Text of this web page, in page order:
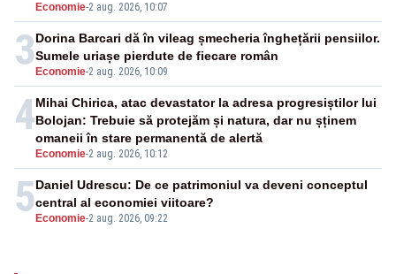
Economie-2 aug. 2026, 10:07
3 Economie-2 aug. 2026, 10:09
Dorina Barcari dă în vileag șmecheria înghețării pensiilor.
Sumele uriașe pierdute de fiecare român
4
Economie-2 aug. 2026, 10:12
Mihai Chirica, atac devastator la adresa progresiștilor lui
Bolojan: Trebuie să protejăm și natura, dar nu șținem
omaneii în stare permanentă de alertă
5 Economie-2 aug. 2026, 09:22
Daniel Udrescu: De ce patrimoniul va deveni conceptul
central al economiei viitoare?